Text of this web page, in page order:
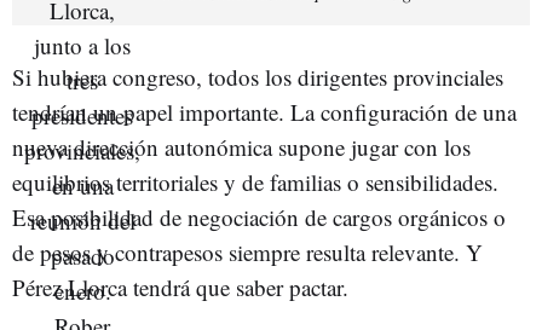
Si hubiera congreso, todos los dirigentes provinciales
tendrían un papel importante. La configuración de una
nueva dirección autonómica supone jugar con los
equilibrios territoriales y de familias o sensibilidades.
Esa posibilidad de negociación de cargos orgánicos o
de pesos y contrapesos siempre resulta relevante. Y
Pérez Llorca tendrá que saber pactar.